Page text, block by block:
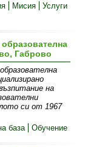
Мисия Услуги
Габрово
на
си от 1967
база Обучение